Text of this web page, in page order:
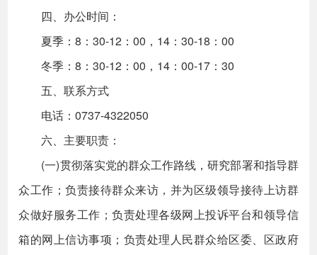
四、办公时间：
夏季：8：30-12：00，14：30-18：00
冬季：8：30-12：00，14：00-17：30
五、联系方式
电话：0737-4322050
六、主要职责：
(一)贯彻落实党的群众工作路线，研究部署和指导群
众工作；负责接待群众来访，并为区级领导接待上访群
众做好服务工作；负责处理各级网上投诉平台和领导信
箱的网上信访事项；负责处理人民群众给区委、区政府